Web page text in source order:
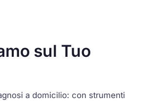
sul Tuo
a domicilio: con strumenti